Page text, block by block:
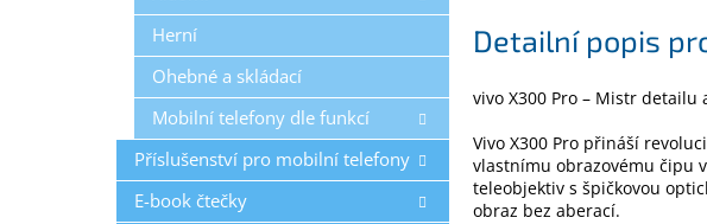
Herní
Ohebné a skládací
Mobilní telefony dle funkcí
Příslušenství pro mobilní telefony
E-book čtečky
Detailní popis
vivo X300 Pro – Mistr detailu
Vivo X300 Pro přináší
vlastnímu obrazovému čipu
teleobjektiv s špičkovou
obraz bez aberací.